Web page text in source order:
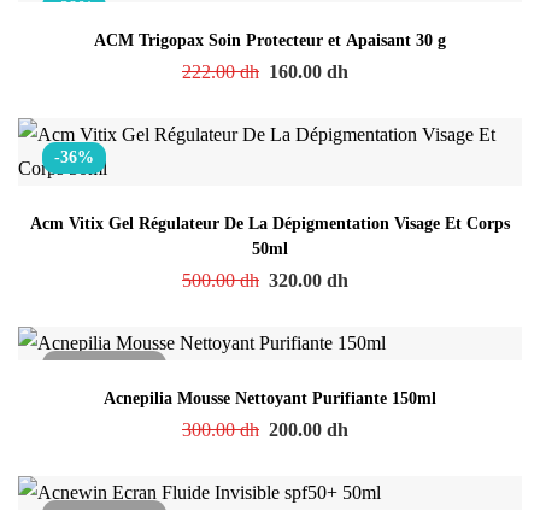
-28%
ACM Trigopax Soin Protecteur et Apaisant 30 g
222.00dh 160.00 dh
-36%
Acm Vitix Gel Régulateur De La Dépigmentation Visage Et Corps
50ml
500.00dh 320.00 dh
Acnepilia Mousse Nettoyant Purifiante 150ml
300.00dh 200.00 dh